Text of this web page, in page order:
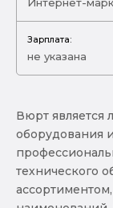
Зарплата:
не указана
Вюрт является
оборудования
технического